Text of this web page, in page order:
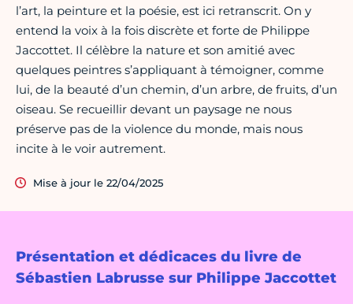
Présentation et dédicaces du livre de
Sébastien Labrusse sur Philippe Jaccottet
l’art, la peinture et la poésie, est ici retranscrit. On y
entend la voix à la fois discrète et forte de Philippe
Jaccottet. Il célèbre la nature et son amitié avec
quelques peintres s’appliquant à témoigner, comme
lui, de la beauté d’un chemin, d’un arbre, de fruits, d’un
oiseau. Se recueillir devant un paysage ne nous
préserve pas de la violence du monde, mais nous
incite à le voir autrement.
Mise à jour le 22/04/2025